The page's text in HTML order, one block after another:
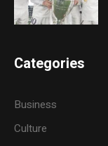
Categories
Business
Culture